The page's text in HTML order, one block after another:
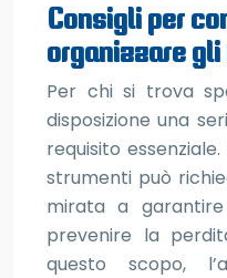
Consigli per
organizzare
Per chi si trova
disposizione una
requisito
strumenti può
mirata a
prevenire la
questo scopo,